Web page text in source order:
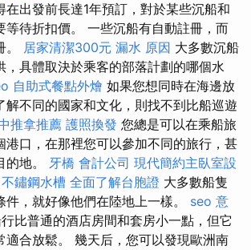
在出發前長達1年預訂，對於某些沉船和
等待折扣價。 一些沉船有自動註冊，而
。
居家清潔300元 漏水 原因 大多數沉船
，具體取決於乘客的部落計劃的哪個水
自助式餐點外燴 如果您想同時在海邊放
解不同的國家和文化，則找不到比船巡遊
推拿推薦 護照換發 您總是可以在乘船旅
港口，在那裡您可以參加不同的旅行，甚
的地。 牙橋 會計公司 現代簡約主臥室設
不鏽鋼水槽 全面了解台胞證 大多數船隻
件，就好像他們在陸地上一樣。 seo 意
比普通的酒店房間和套房小一點，但它
適合放鬆。 幾天后，您可以發現歐洲南